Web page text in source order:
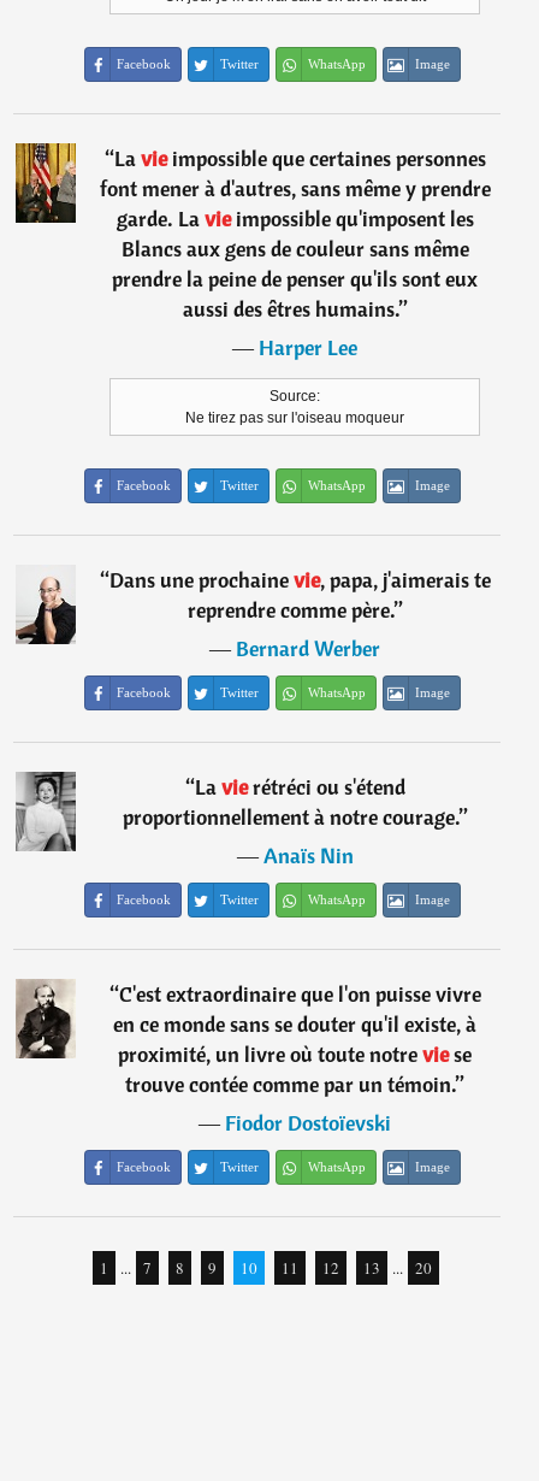
Facebook Twitter WhatsApp Image
“Lavieimpossible que certaines personnes
font mener à d'autres, sans même y prendre
garde. Lavieimpossible qu'imposent les
Blancs aux gens de couleur sans même
prendre la peine de penser qu'ils sont eux
aussi des êtres humains.”
―Harper Lee
Source:
Ne tirez pas sur l'oiseau moqueur
Facebook Twitter WhatsApp Image
“Dans une prochainevie, papa, j'aimerais te
reprendre comme père.”
―Bernard Werber
Facebook Twitter WhatsApp Image
“Lavierétréci ou s'étend
proportionnellement à notre courage.”
―Anaïs Nin
Facebook Twitter WhatsApp Image
“C'est extraordinaire que l'on puisse vivre
en ce monde sans se douter qu'il existe, à
proximité, un livre où toute notreviese
trouve contée comme par un témoin.”
―Fiodor Dostoïevski
Facebook Twitter WhatsApp Image
1 ... 7 8 9 10 11 12 13 ... 20